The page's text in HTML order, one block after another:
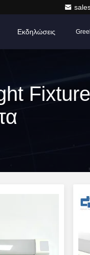
Εκδηλώσεις
Fixture